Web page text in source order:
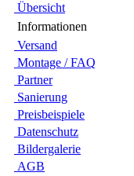
Übersicht
Infor­ma­tionen
Versand
Montage / FAQ
Partner
Sanie­rung
Preis­beispiele
Daten­schutz
Bilder­galerie
AGB